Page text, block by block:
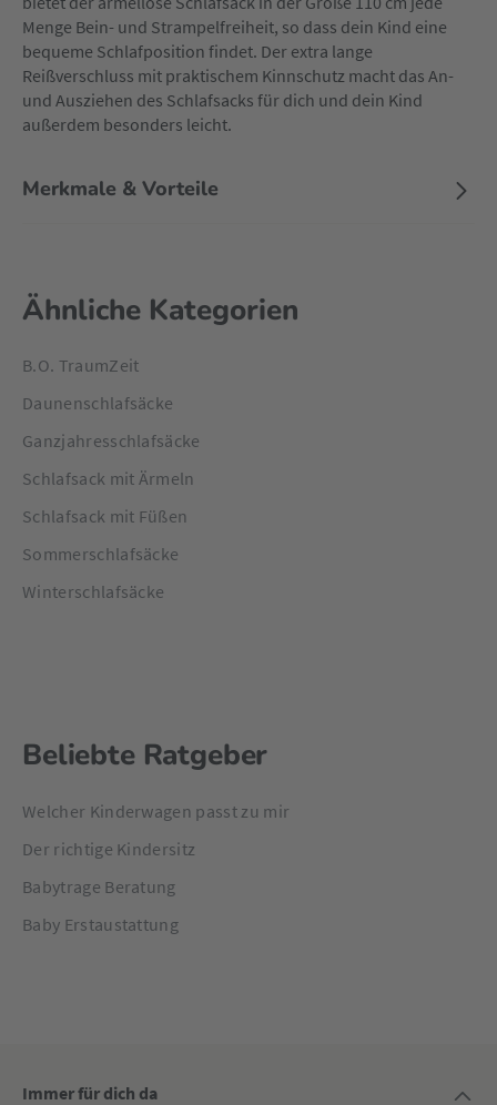
Menge Bein- und Strampelfreiheit, so dass dein Kind eine
bequeme Schlafposition findet. Der extra lange
Reißverschluss mit praktischem Kinnschutz macht das An-
und Ausziehen des Schlafsacks für dich und dein Kind
außerdem besonders leicht.
Merkmale & Vorteile
Ähnliche Kategorien
B.O. TraumZeit
Daunenschlafsäcke
Ganzjahresschlafsäcke
Schlafsack mit Ärmeln
Schlafsack mit Füßen
Sommerschlafsäcke
Winterschlafsäcke
Beliebte Ratgeber
Welcher Kinderwagen passt zu mir
Der richtige Kindersitz
Babytrage Beratung
Baby Erstaustattung
Immer für dich da